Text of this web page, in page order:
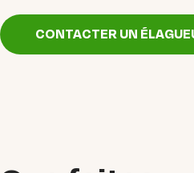
CONTACTER UN